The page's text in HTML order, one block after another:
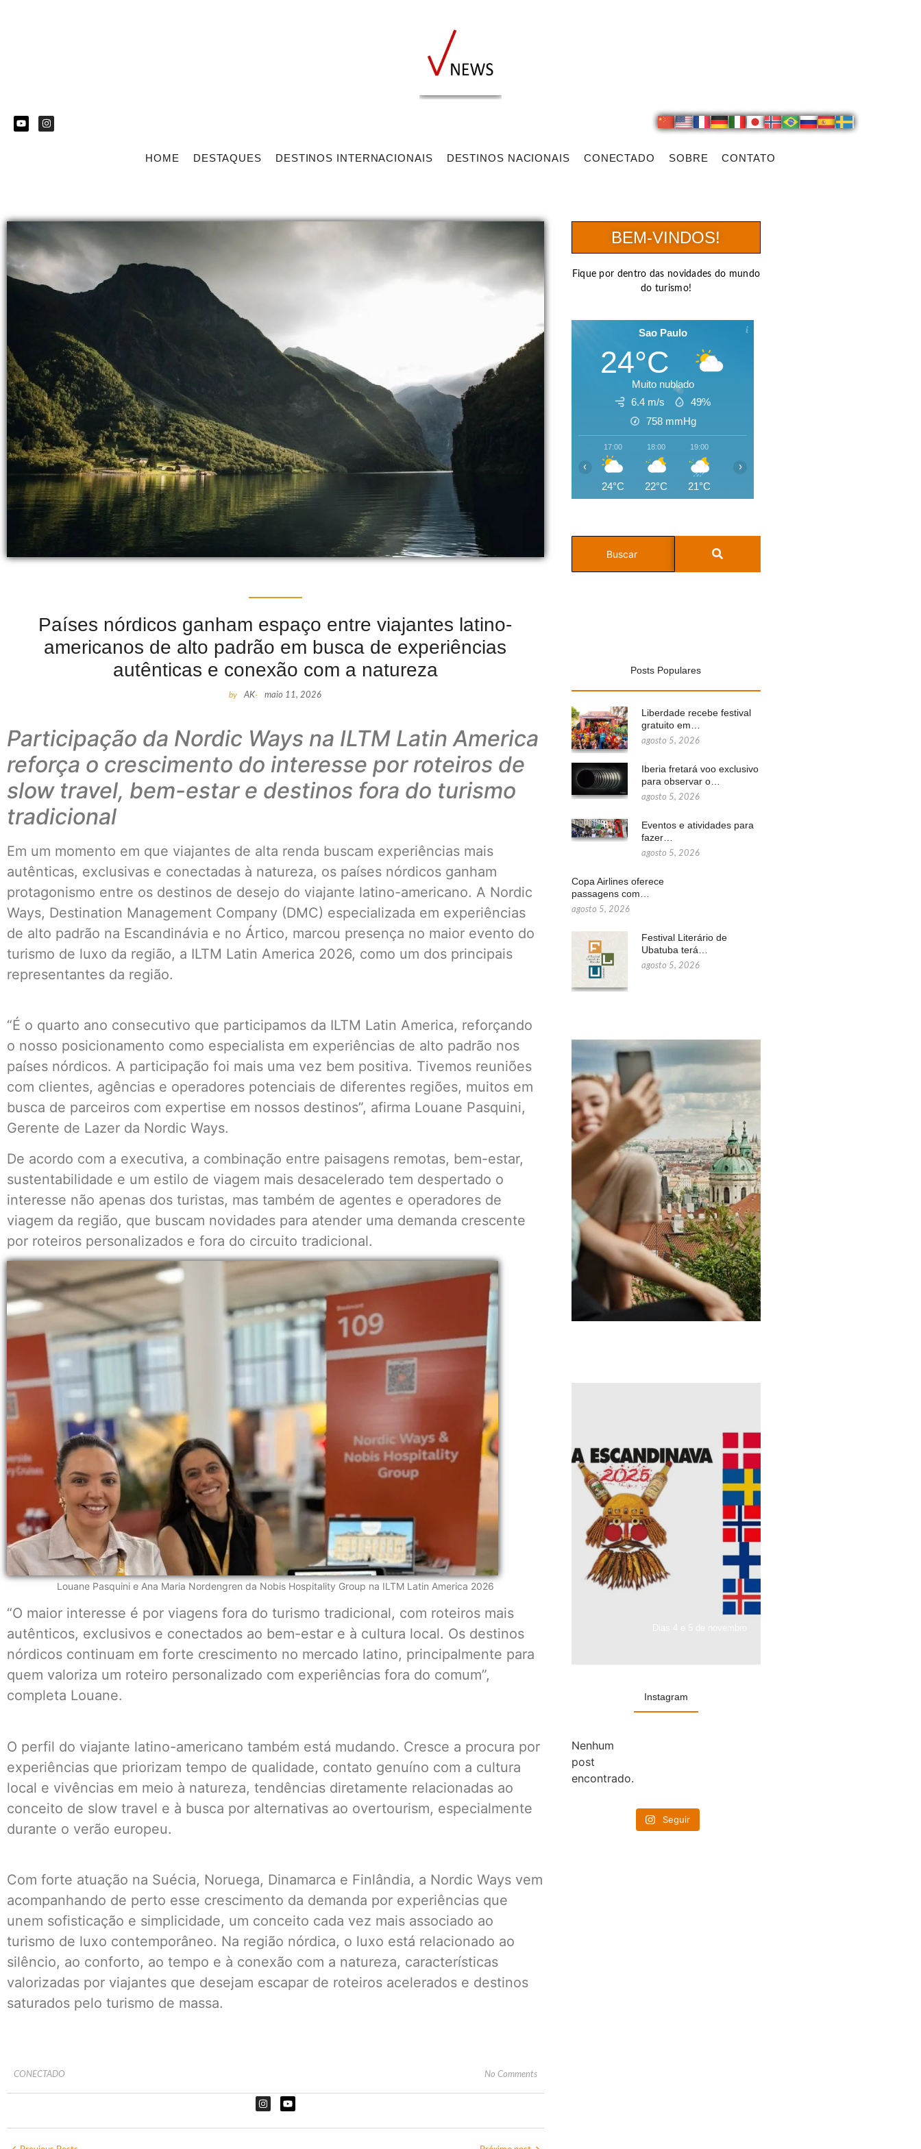
HOME DESTAQUES DESTINOS INTERNACIONAIS DESTINOS NACIONAIS CONECTADO SOBRE CONTATO
Países nórdicos ganham espaço entre viajantes latino-
americanos de alto padrão em busca de experiências
autênticas e conexão com a natureza
by AK- maio 11, 2026
Participação da Nordic Ways na ILTM Latin America
reforça o crescimento do interesse por roteiros de
slow travel, bem-estar e destinos fora do turismo
tradicional​
Em um momento em que viajantes de alta renda buscam experiências mais
autênticas, exclusivas e conectadas à natureza, os países nórdicos ganham
protagonismo entre os destinos de desejo do viajante latino-americano. A Nordic
Ways, Destination Management Company (DMC) especializada em experiências
de alto padrão na Escandinávia e no Ártico, marcou presença no maior evento do
turismo de luxo da região, a ILTM Latin America 2026, como um dos principais
representantes da região.
“É o quarto ano consecutivo que participamos da ILTM Latin America, reforçando
o nosso posicionamento como especialista em experiências de alto padrão nos
países nórdicos. A participação foi mais uma vez bem positiva. Tivemos reuniões
com clientes, agências e operadores potenciais de diferentes regiões, muitos em
busca de parceiros com expertise em nossos destinos”, afirma Louane Pasquini,
Gerente de Lazer da Nordic Ways.
De acordo com a executiva, a combinação entre paisagens remotas, bem-estar,
sustentabilidade e um estilo de viagem mais desacelerado tem despertado o
interesse não apenas dos turistas, mas também de agentes e operadores de
viagem da região, que buscam novidades para atender uma demanda crescente
por roteiros personalizados e fora do circuito tradicional.
Louane Pasquini e Ana Maria Nordengren da Nobis Hospitality Group na ILTM Latin America 2026​
“O maior interesse é por viagens fora do turismo tradicional, com roteiros mais
autênticos, exclusivos e conectados ao bem-estar e à cultura local. Os destinos
nórdicos continuam em forte crescimento no mercado latino, principalmente para
quem valoriza um roteiro personalizado com experiências fora do comum”,
completa Louane.
O perfil do viajante latino-americano também está mudando. Cresce a procura por
experiências que priorizam tempo de qualidade, contato genuíno com a cultura
local e vivências em meio à natureza, tendências diretamente relacionadas ao
conceito de slow travel e à busca por alternativas ao overtourism, especialmente
durante o verão europeu.
Com forte atuação na Suécia, Noruega, Dinamarca e Finlândia, a Nordic Ways vem
acompanhando de perto esse crescimento da demanda por experiências que
unem sofisticação e simplicidade, um conceito cada vez mais associado ao
turismo de luxo contemporâneo. Na região nórdica, o luxo está relacionado ao
silêncio, ao conforto, ao tempo e à conexão com a natureza, características
valorizadas por viajantes que desejam escapar de roteiros acelerados e destinos
saturados pelo turismo de massa.
CONECTADO No Comments
BEM-VINDOS!
Fique por dentro das novidades do mundo
do turismo!
Sao Paulo
24°C
Muito nublado
6.4 m/s
49%
758 mmHg
17:00
24°C
18:00
22°C
19:00
21°C
‹ ›
Posts Populares
Liberdade recebe festival
gratuito em…
agosto 5, 2026
Iberia fretará voo exclusivo
para observar o…
agosto 5, 2026
Eventos e atividades para
fazer…
agosto 5, 2026
Copa Airlines oferece
passagens com…
agosto 5, 2026
Festival Literário de
Ubatuba terá…
agosto 5, 2026
Instagram
Nenhum
post
encontrado.
Seguir